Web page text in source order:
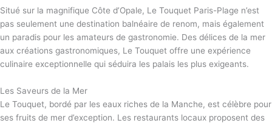
Situé sur la magnifique Côte d’Opale, Le Touquet Paris-Plage n’est
pas seulement une destination balnéaire de renom, mais également
un paradis pour les amateurs de gastronomie. Des délices de la mer
aux créations gastronomiques, Le Touquet offre une expérience
culinaire exceptionnelle qui séduira les palais les plus exigeants.
Les Saveurs de la Mer
Le Touquet, bordé par les eaux riches de la Manche, est célèbre pour
ses fruits de mer d’exception. Les restaurants locaux proposent des